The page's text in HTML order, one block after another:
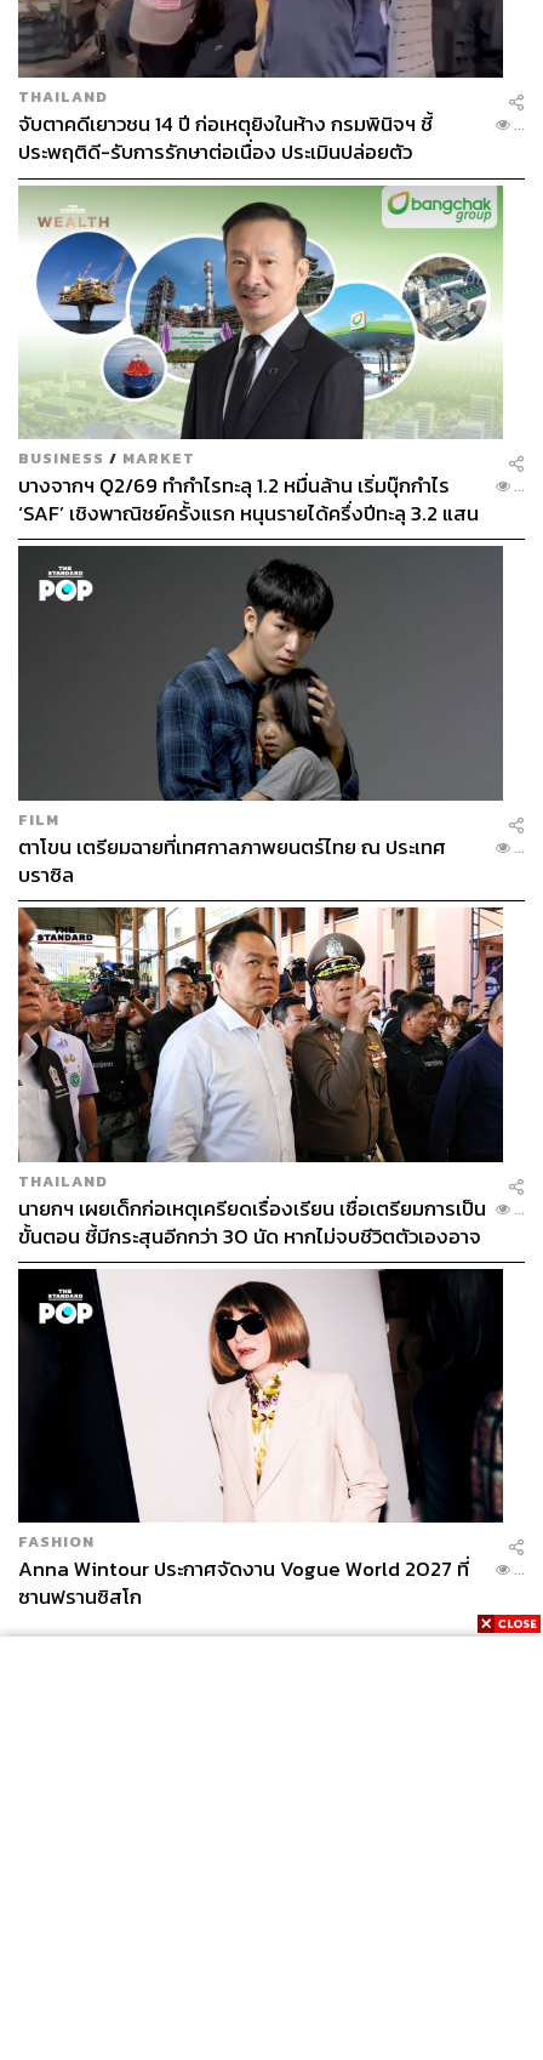
โจทย์ของการสร้างบุคลากรคงไม่เหมือนแต่ก่อน​ที่มุ่ง​เน้น
ความเป็นเลิศในทุกด้านอย่างเดียว (Being best) เราจำเป็น​
ต้อง​ดูว่าเราอยากจะสร้าง​ความแตกต่าง​กับคนอื่น​ (Being
different ) หรือ​สร้าง​เน้นการเป็นผู้นำทาง​ด้านไหน ​(Being
first)
โลกสมัยใหม่ที่ถูก Disruption ​ในทุกด้าน (ไม่ใช่ fear แต่เป็น ​
fact) ก็ได้สร้าง​โอกาสใหม่มากมาย คำถามคือเราจะเป็นฝ่าย
เตรียมตัวและเด็กๆ ของ​เราให้พร้อม​ที่จะสร้าง​โซลูชัน​ที่ดีพอที่
จะ​ Disrupt โลกสมัยใหม่
หรือจะทำเหมือนเดิมเพื่อ​เฝ้ารอวันที่จะถูก Disrupt เสียเอง
TAGS: Digital Disruption
TheStandardNOWandNEXT2018
Globalization
Big Bang of Technology
Moore's law
Financialization
Nanotechnology
Biotechnology
ปัญญาประดิษฐ์ (Artificial intelligence - AI)
VUCA
IoT
ธานินทร์ เอื้ออภิธร
Enconcept E-Academy เคยเป็นที่ปรึกษา
องค์กรชั้นนำระดับโลกในสหรัฐอเมริกา และ
ญี่ปุ่น เช่น L.L.BEAN (สหรัฐอเมริกา) baskin
robbins (ญี่ปุ่น)
THAILAND
จับตาคดีเยาวชน 14 ปี ก่อเหตุยิงในห้าง กรมพินิจฯ ชี้
ประพฤติดี-รับการรักษาต่อเนื่อง ประเมินปล่อยตัว
...
BUSINESS / MARKET
บางจากฯ Q2/69 ทำกำไรทะลุ 1.2 หมื่นล้าน เริ่มบุ๊กกำไร
‘SAF’ เชิงพาณิชย์ครั้งแรก หนุนรายได้ครึ่งปีทะลุ 3.2 แสน
ล้าน
...
FILM
ตาโขน เตรียมฉายที่เทศกาลภาพยนตร์ไทย ณ ประเทศ
บราซิล
...
THAILAND
นายกฯ เผยเด็กก่อเหตุเครียดเรื่องเรียน เชื่อเตรียมการเป็น
ขั้นตอน ชี้มีกระสุนอีกกว่า 30 นัด หากไม่จบชีวิตตัวเองอาจ
สูญเสียเพิ่ม
...
FASHION
Anna Wintour ประกาศจัดงาน Vogue World 2027 ที่
ซานฟรานซิสโก
...